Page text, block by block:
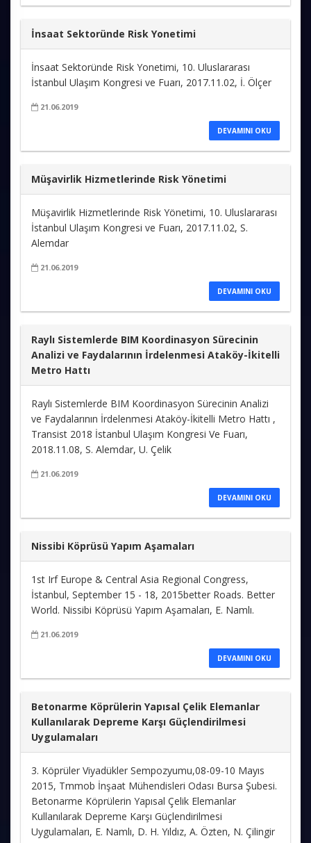
İnsaat Sektoründe Risk Yonetimi
İnsaat Sektoründe Risk Yonetimi, 10. Uluslararası
İstanbul Ulaşım Kongresi ve Fuarı, 2017.11.02, İ. Ölçer
21.06.2019
DEVAMINI OKU
Müşavirlik Hizmetlerinde Risk Yönetimi
Müşavirlik Hizmetlerinde Risk Yönetimi, 10. Uluslararası
İstanbul Ulaşım Kongresi ve Fuarı, 2017.11.02, S.
Alemdar
21.06.2019
DEVAMINI OKU
Raylı Sistemlerde BIM Koordinasyon Sürecinin
Analizi ve Faydalarının İrdelenmesi Ataköy-İkitelli
Metro Hattı
Raylı Sistemlerde BIM Koordinasyon Sürecinin Analizi
ve Faydalarının İrdelenmesi Ataköy-İkitelli Metro Hattı ,
Transist 2018 İstanbul Ulaşım Kongresi Ve Fuarı,
2018.11.08, S. Alemdar, U. Çelik
21.06.2019
DEVAMINI OKU
Nissibi Köprüsü Yapım Aşamaları
1st Irf Europe & Central Asia Regional Congress,
İstanbul, September 15 - 18, 2015better Roads. Better
World. Nissibi Köprüsü Yapım Aşamaları, E. Namlı.
21.06.2019
DEVAMINI OKU
Betonarme Köprülerin Yapısal Çelik Elemanlar
Kullanılarak Depreme Karşı Güçlendirilmesi
Uygulamaları
3. Köprüler Viyadükler Sempozyumu,08-09-10 Mayıs
2015, Tmmob İnşaat Mühendisleri Odası Bursa Şubesi.
Betonarme Köprülerin Yapısal Çelik Elemanlar
Kullanılarak Depreme Karşı Güçlendirilmesi
Uygulamaları, E. Namlı, D. H. Yıldız, A. Özten, N. Çilingir